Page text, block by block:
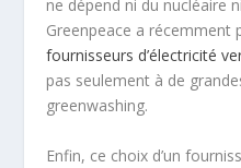
ne dépend ni du nucléaire
Greenpeace a récemment
fournisseurs d’électricité
pas seulement à de
greenwashing.
Enfin, ce choix d’un